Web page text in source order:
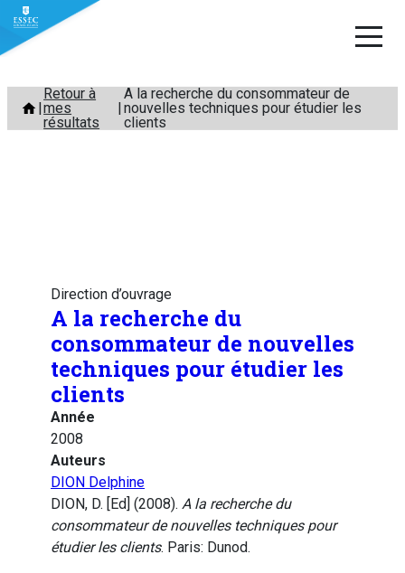
Aller
contenu
Retour à
mes
résultats
A la recherche du consommateur de
nouvelles techniques pour étudier les
clients
Direction d’ouvrage
A la recherche du
consommateur de nouvelles
techniques pour étudier les
clients
Année
2008
Auteurs
DION Delphine
DION, D. [Ed] (2008). A la recherche du
consommateur de nouvelles techniques pour
étudier les clients. Paris: Dunod.